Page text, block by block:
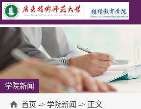
学院新闻
首页 -> 学院新闻 -> 正文